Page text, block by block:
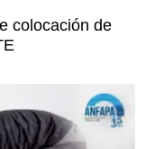
colocación de